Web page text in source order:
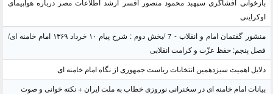
بازخوانی افشاگری سپهبد محمود منصور افسر ارشد اطلاعات مصر درباره هواپیمای
اوکراینی
منشور گفتمان امام و انقلاب - 7 /بخش دوم : شرح پیام ۱۰ خرداد ۱۳۶۹ امام خامنه ای/
فصل پنجم: حفظ عزّت و کرامت انقلابی
دلایل اهمیت سیزدهمین انتخابات ریاست جمهوری از نگاه امام خامنه ای
بیانات امام خامنه ای در سخنرانی نوروزی خطاب به ملت ایران + نکته خوانی و صوت